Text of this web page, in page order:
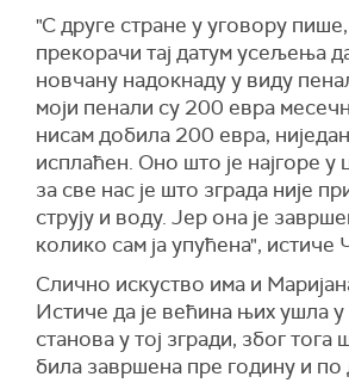
"С друге стране у уговору
прекорачи тај датум усељења
новчану надокнаду у виду
моји пенали су 200 евра
нисам добила 200 евра,
исплаћен. Оно што је најгоре у
за све нас је што зграда није
струју и воду. Јер она је
колико сам ја упућена", истиче
Слично искуство има и
Истиче да је већина њих ушла
станова у тој згради, због тога
била завршена пре годину и по